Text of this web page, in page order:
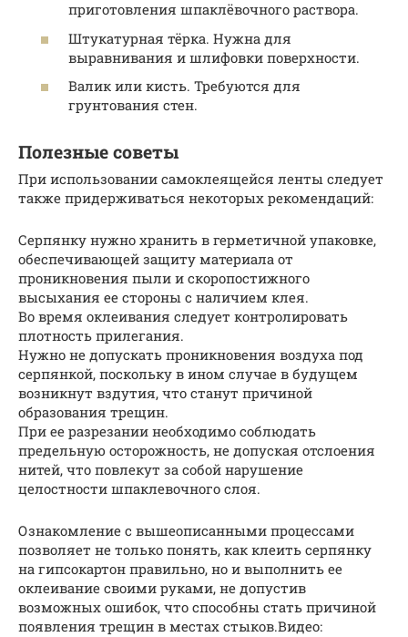
приготовления шпаклёвочного раствора.
Штукатурная тёрка. Нужна для
выравнивания и шлифовки поверхности.
Валик или кисть. Требуются для
грунтования стен.
Полезные советы
При использовании самоклеящейся ленты следует
также придерживаться некоторых рекомендаций:
Серпянку нужно хранить в герметичной упаковке,
обеспечивающей защиту материала от
проникновения пыли и скоропостижного
высыхания ее стороны с наличием клея.
Во время оклеивания следует контролировать
плотность прилегания.
Нужно не допускать проникновения воздуха под
серпянкой, поскольку в ином случае в будущем
возникнут вздутия, что станут причиной
образования трещин.
При ее разрезании необходимо соблюдать
предельную осторожность, не допуская отслоения
нитей, что повлекут за собой нарушение
целостности шпаклевочного слоя.
Ознакомление с вышеописанными процессами
позволяет не только понять, как клеить серпянку
на гипсокартон правильно, но и выполнить ее
оклеивание своими руками, не допустив
возможных ошибок, что способны стать причиной
появления трещин в местах стыков.Видео: